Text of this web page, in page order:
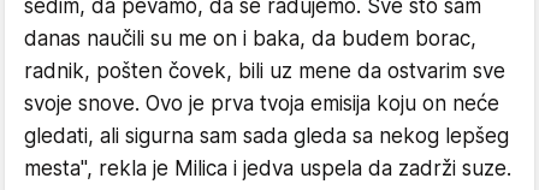
sedim, da pevamo, da se radujemo. Sve što sam
danas naučili su me on i baka, da budem borac,
radnik, pošten čovek, bili uz mene da ostvarim sve
svoje snove. Ovo je prva tvoja emisija koju on neće
gledati, ali sigurna sam sada gleda sa nekog lepšeg
mesta", rekla je Milica i jedva uspela da zadrži suze.